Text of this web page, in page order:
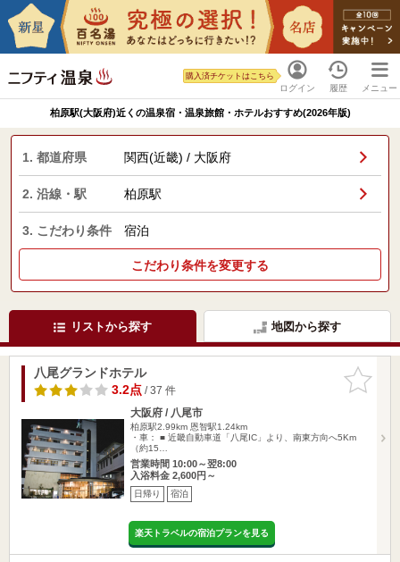
ログイン
購入済チケットはこちら
履歴 メニュー
柏原駅(大阪府)近くの温泉宿・温泉旅館・ホテルおすすめ(2026年版)
1. 都道府県 関西(近畿) / 大阪府
2. 沿線・駅 柏原駅
3. こだわり条件 宿泊
こだわり条件を変更する
リストから探す 地図から探す
お気に入
りに追加
八尾グランドホテル
3.2点/ 37 件
大阪府 / 八尾市
柏原駅2.99km 恩智駅1.24km
・車： ■ 近畿自動車道「八尾IC」より、南東方向へ5Km
（約15…
営業時間 10:00～翌8:00
入浴料金 2,600円～
日帰り 宿泊
楽天トラベルの宿泊プランを見る